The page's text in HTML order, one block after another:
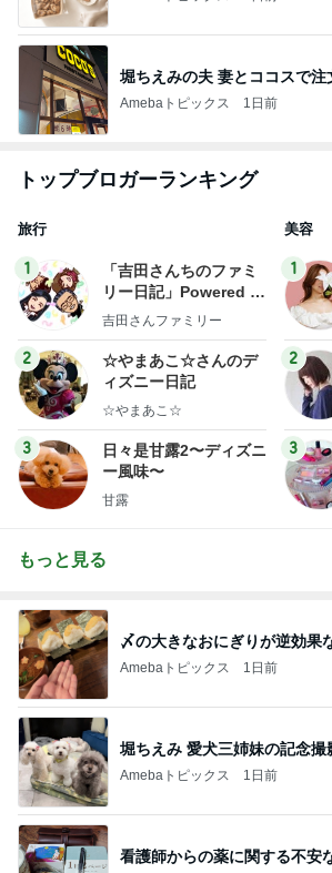
堀ちえみの夫 妻とココスで注
Amebaトピックス 1日前
トップブロガーランキング
旅行
1
「吉田さんちのファミ
リー日記」Powered b
y Ameba 吉田さんファ
ログ
吉田さんファミリー
2
☆やまあこ☆さんのデ
ィズニー日記
☆やまあこ☆
3
日々是甘露2〜ディズニ
ー風味〜
甘露
美容
1
2
3
もっと見る
〆の大きなおにぎりが逆効果
Amebaトピックス 1日前
堀ちえみ 愛犬三姉妹の記念撮
Amebaトピックス 1日前
看護師からの薬に関する不安